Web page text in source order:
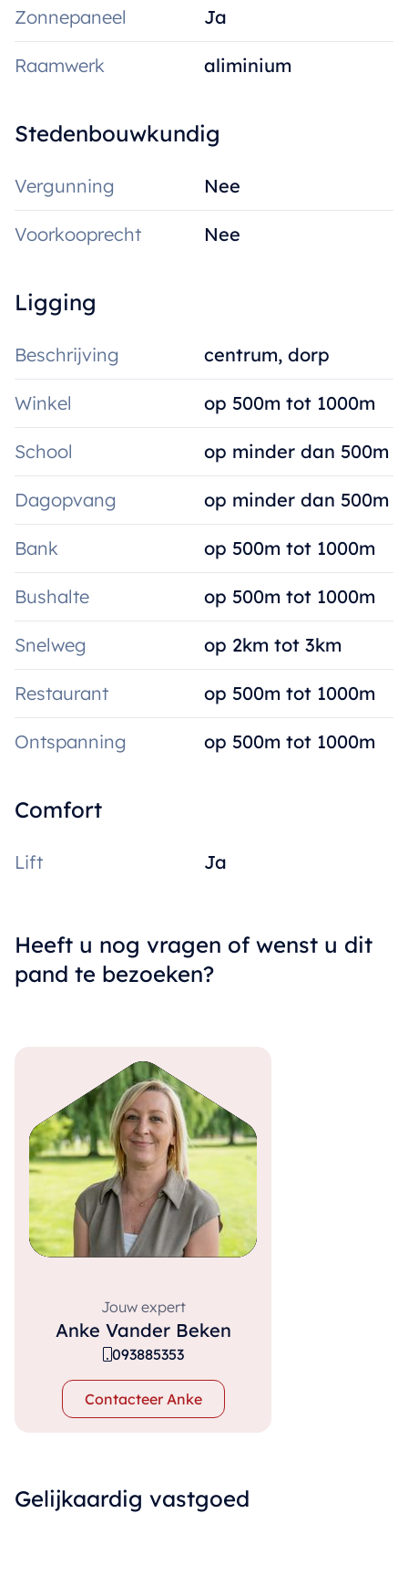
Zonnepaneel Ja
Raamwerk aliminium
Stedenbouwkundig
Vergunning Nee
Voorkooprecht Nee
Ligging
Beschrijving centrum, dorp
Winkel op 500m tot 1000m
School op minder dan 500m
Dagopvang op minder dan 500m
Bank op 500m tot 1000m
Bushalte op 500m tot 1000m
Snelweg op 2km tot 3km
Restaurant op 500m tot 1000m
Ontspanning op 500m tot 1000m
Comfort
Lift Ja
Heeft u nog vragen of wenst u dit
pand te bezoeken?
Jouw expert
Anke Vander Beken
093885353
Contacteer Anke
Gelijkaardig vastgoed